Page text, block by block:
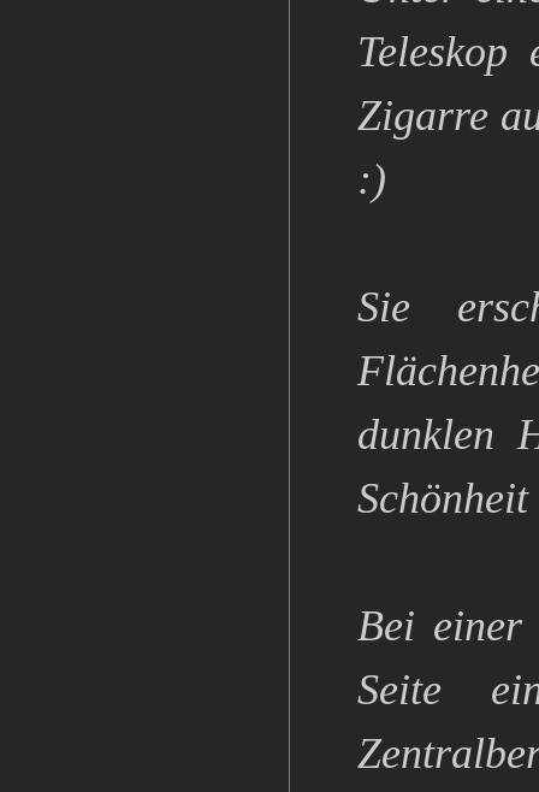
Zigarre
:)
Sie
dunklen
Schönheit
Bei einer
Seite